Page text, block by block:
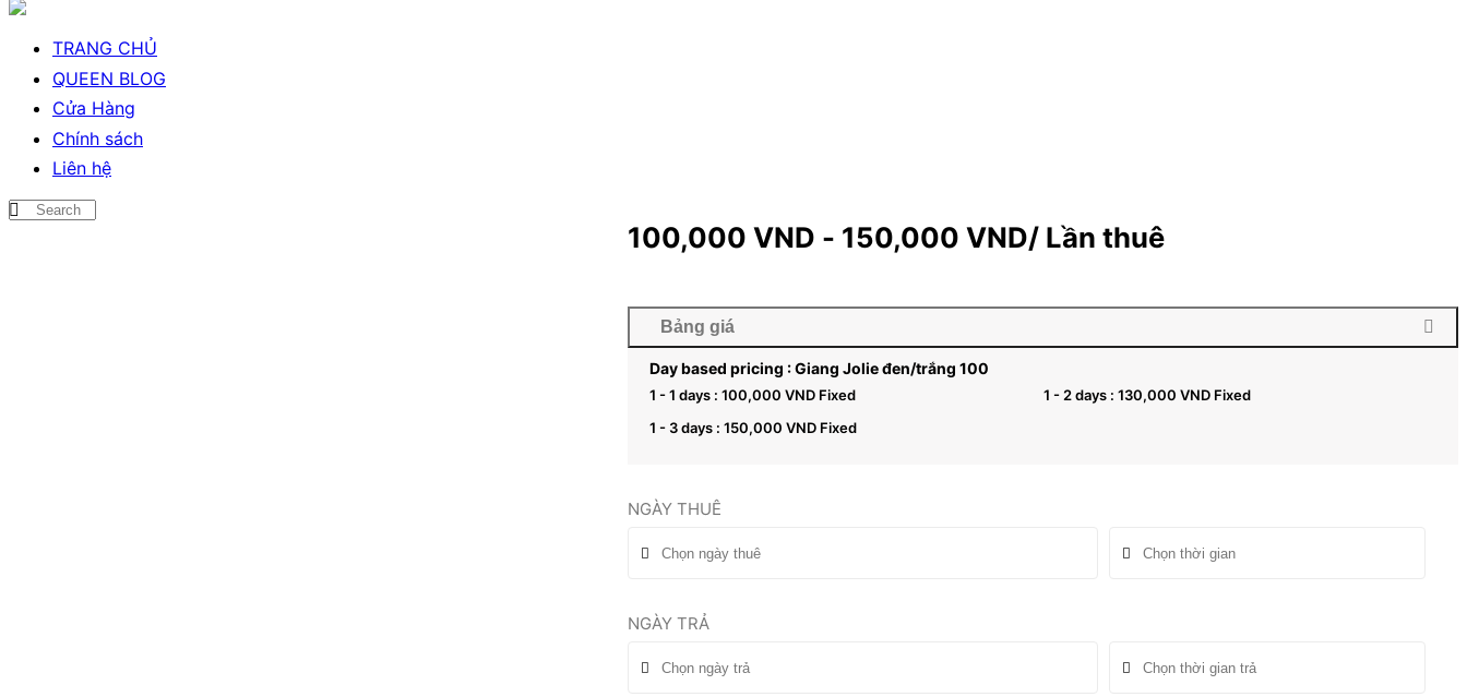
TRANG CHỦ
QUEEN BLOG
Cửa Hàng
Chính sách
Liên hệ
100,000VND - 150,000VND/ Lần thuê
Bảng giá
Day based pricing : Giang Jolie đen/trắng 100
1 - 1 days :100,000VND Fixed 1 - 2 days : 130,000 VNDFixed
1 - 3 days :150,000VND Fixed
NGÀY THUÊ
NGÀY TRẢ